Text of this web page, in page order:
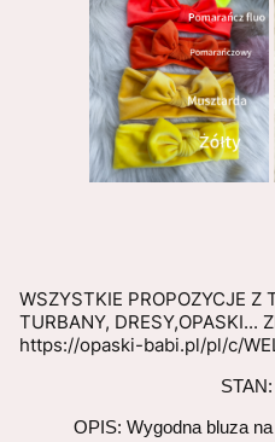
WSZYSTKIE PROPOZYCJE Z
TURBANY,
https://opaski-babi.pl/pl/c/
OPIS: Wygodna bluza